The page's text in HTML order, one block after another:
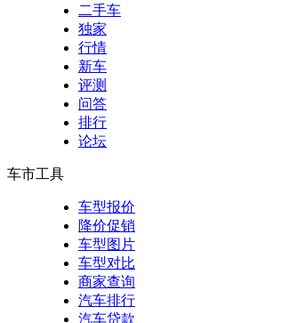
二手车
独家
行情
新车
评测
问答
排行
论坛
车市工具
车型报价
降价促销
车型图片
车型对比
商家查询
汽车排行
汽车贷款